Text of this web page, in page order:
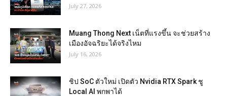
July 27, 2026
Muang Thong Next เน็ตที่แรงขึ้น จะช่วยสร้าง
เมืองอัจฉริยะได้จริงไหม
July 16, 2026
ชิป SoC ตัวใหม่ เปิดตัว Nvidia RTX Spark ชู
Local AI พกพาได้